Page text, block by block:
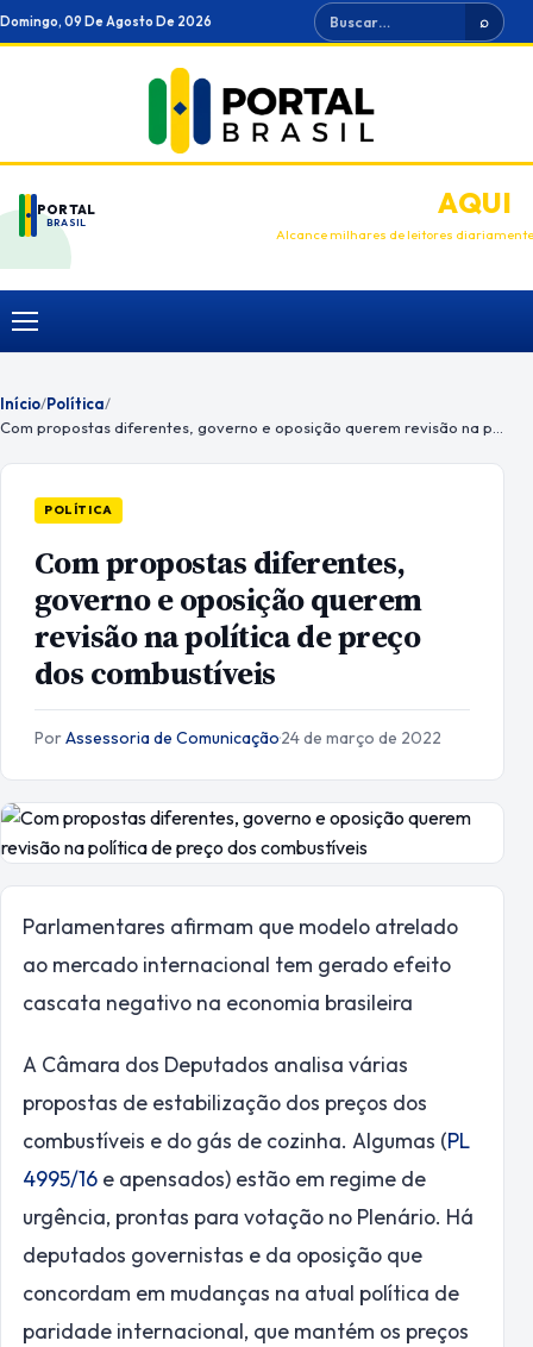
Ir
para
Domingo, 09 De Agosto De 2026 Buscar ⌕
PORTAL
BRASIL
ANUNCIEAQUI
Alcance milhares de leitores diariamente
Menu
Início/Política/
POLÍTICA
Com propostas diferentes,
governo e oposição querem
revisão na política de preço
dos combustíveis
PorAssessoria de Comunicação·24 de março de 2022
Parlamentares afirmam que modelo atrelado
ao mercado internacional tem gerado efeito
cascata negativo na economia brasileira
A Câmara dos Deputados analisa várias
propostas de estabilização dos preços dos
combustíveis e do gás de cozinha. Algumas (PL
4995/16 e apensados) estão em regime de
urgência, prontas para votação no Plenário. Há
deputados governistas e da oposição que
concordam em mudanças na atual política de
paridade internacional, que mantém os preços